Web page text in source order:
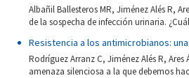
Albañil Ballesteros MR, Jiménez Alés R,
de la sospecha de infección urinaria.
Resistencia a los antimicrobianos:
Rodríguez Arranz C, Jiménez Alés R,
amenaza silenciosa a la que debemos